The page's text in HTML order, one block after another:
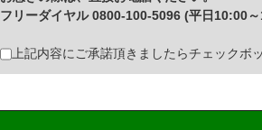
フリーダイヤル 0800-100-5096 (平日10:00
上記内容にご承諾頂きましたらチェックボ